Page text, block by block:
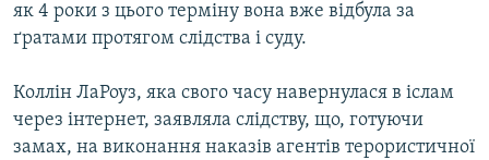
як 4 роки з цього терміну вона вже відбула за
ґратами протягом слідства і суду.
Коллін ЛаРоуз, яка свого часу навернулася в іслам
через інтернет, заявляла слідству, що, готуючи
замах, на виконання наказів агентів терористичної